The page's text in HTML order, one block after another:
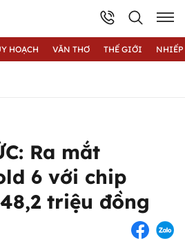
HOẠCH VĂN THƠ THẾ GIỚI
Ra mắt
6 với chip
triệu đồng